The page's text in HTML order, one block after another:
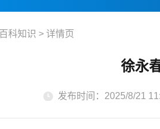
百科知识 > 详情页
徐永
发布时间：2025/8/21